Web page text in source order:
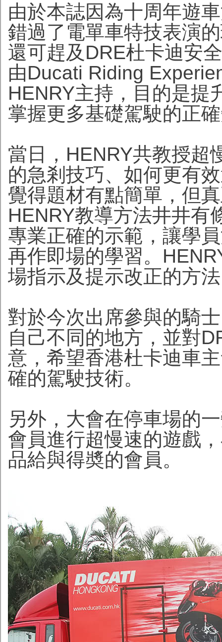
由於本誌因為十周年遊
錯過了電單車特技表演
還可趕及DRE杜卡迪安
由Ducati Riding
HENRY主持，目的是提
掌握更多基礎駕駛的正
當日，HENRY共教授超
的急剎技巧、如何更有
覺得題材有點簡單，但
HENRY教導方法井井有
專業正確的示範，讓學
再作即場的學習。
場指示及提示改正的方
對於今次出席參與的騎
自己不同的地方，並對
意，希望香港杜卡迪車
確的駕駛技術。
另外，大會在停車場的
會員進行超慢速的遊戲
品給與得奬的會員。